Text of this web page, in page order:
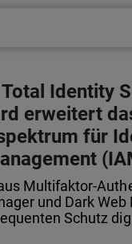
Identity
erweitert
für
Multifaktor-
und Dark
Schutz